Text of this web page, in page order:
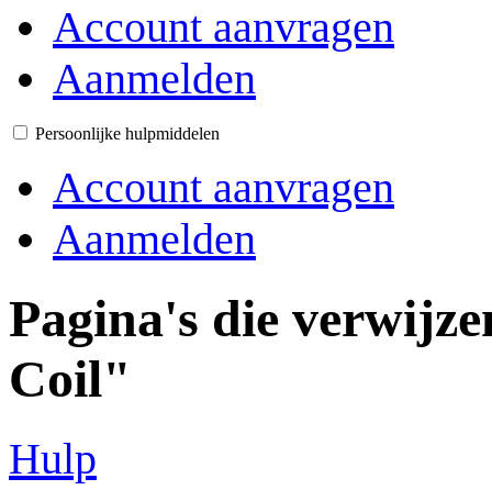
Account aanvragen
Aanmelden
Persoonlijke hulpmiddelen
Account aanvragen
Aanmelden
Pagina's die
Coil"
Hulp